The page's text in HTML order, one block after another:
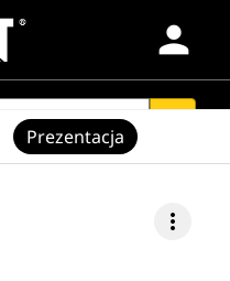
person
more_vert
Prezentacja